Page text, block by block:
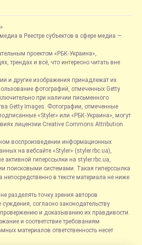
в Реестре субъектов в сфере медиа —
проектом «РБК-Украина»,
трендах и всё, что интересно читать вне
и другие изображения принадлежат их
фотографий, отмеченных Getty
при наличии письменного
Getty Images. Фотографии, отмеченные
«Styler» или «РБК-Украина», могут
лицензии Creative Commons Attribution
воспроизведении информационных
на вебсайте «Styler» (styler.rbc.ua),
активной гиперссылки на styler.rbc.ua,
поисковыми системами. Такая гиперссылка
в тексте материала не ниже
разделять точку зрения авторов
согласно законодательству
и доказыванию их правдивости.
и соответствие требованиям
материалов ответственность несет